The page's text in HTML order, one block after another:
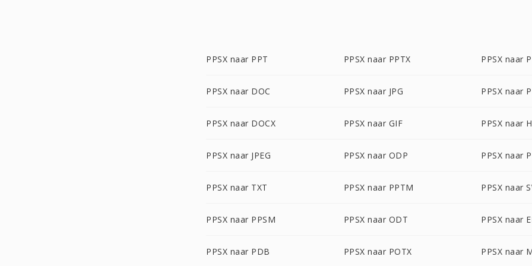
PPSX naar PPT PPSX naar PPTX PPSX naar
PPSX naar DOC PPSX naar JPG PPSX naar
PPSX naar DOCX PPSX naar GIF PPSX naar
PPSX naar JPEG PPSX naar ODP PPSX naar
PPSX naar TXT PPSX naar PPTM PPSX naar
PPSX naar PPSM PPSX naar ODT PPSX naar
PPSX naar PDB PPSX naar POTX PPSX naar